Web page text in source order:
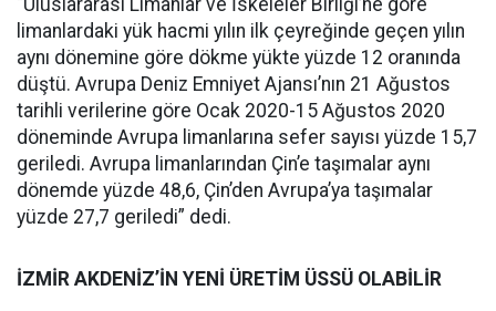
limanlardaki yük hacmi yılın ilk çeyreğinde geçen yılın
aynı dönemine göre dökme yükte yüzde 12 oranında
düştü. Avrupa Deniz Emniyet Ajansı’nın 21 Ağustos
tarihli verilerine göre Ocak 2020-15 Ağustos 2020
döneminde Avrupa limanlarına sefer sayısı yüzde 15,7
geriledi. Avrupa limanlarından Çin’e taşımalar aynı
dönemde yüzde 48,6, Çin’den Avrupa’ya taşımalar
yüzde 27,7 geriledi” dedi.
İZMİR AKDENİZ’İN YENİ ÜRETİM ÜSSÜ OLABİLİR